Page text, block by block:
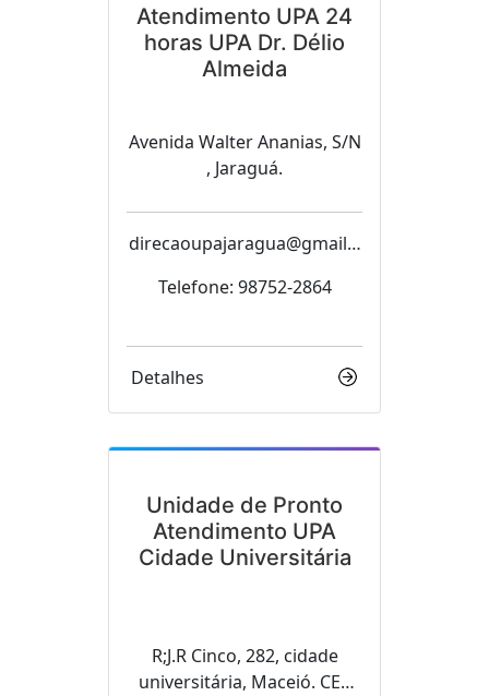
Atendimento UPA 24
horas UPA Dr. Délio
Almeida
Avenida Walter Ananias, S/N
, Jaraguá.
direcaoupajaragua@gmail.c
Telefone: 98752-2864
Detalhes
Unidade de Pronto
Atendimento UPA
Cidade Universitária
R;J.R Cinco, 282, cidade
universitária, Maceió. CEP